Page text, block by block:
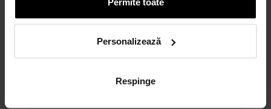
Personalizează
Respinge